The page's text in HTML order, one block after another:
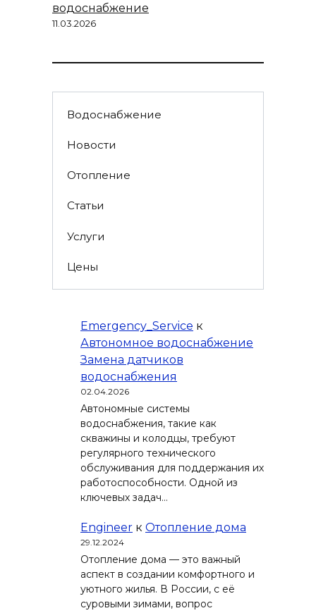
водоснабжение
11.03.2026
Водоснабжение
Новости
Отопление
Статьи
Услуги
Цены
Emergency_Service к
Автономное водоснабжение
Замена датчиков
водоснабжения
02.04.2026
Автономные системы
водоснабжения, такие как
скважины и колодцы, требуют
регулярного технического
обслуживания для поддержания их
работоспособности. Одной из
ключевых задач…
Engineer к Отопление дома
29.12.2024
Отопление дома — это важный
аспект в создании комфортного и
уютного жилья. В России, с её
суровыми зимами, вопрос